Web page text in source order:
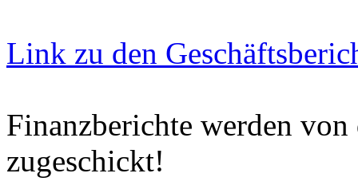
Link zu den
Finanzberichte werden von
zugeschickt!